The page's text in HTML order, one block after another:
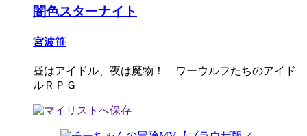
闇色スターナイト
宮波笹
昼はアイドル、夜は魔物！ ワーウルフたちのアイド
ルＲＰＧ